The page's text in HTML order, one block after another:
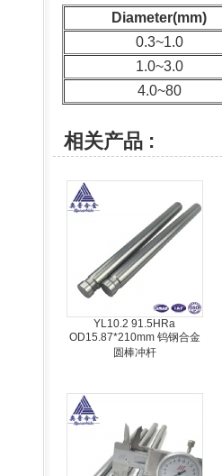
Diameter(mm)
0.3~1.0
1.0~3.0
4.0~80
相关产品 :
YL10.2 91.5HRa
OD15.87*210mm 钨钢合金
圆棒冲杆